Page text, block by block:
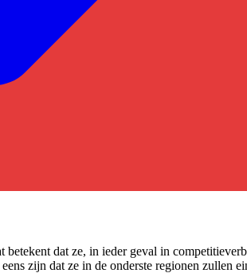
betekent dat ze, in ieder geval in
zijn dat ze in de onderste regionen zullen